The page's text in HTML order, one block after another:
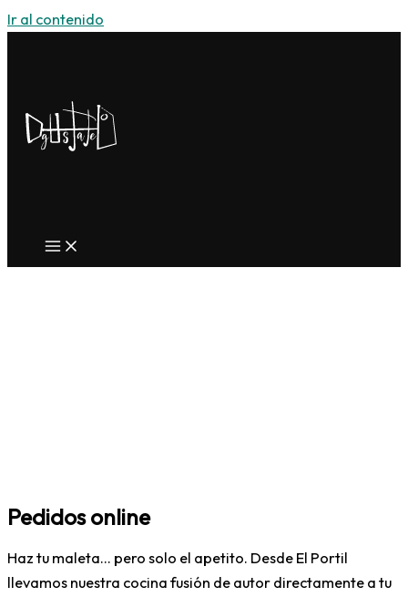
Ir al contenido
Pedidos online
Haz tu maleta… pero solo el apetito. Desde El Portil
llevamos nuestra cocina fusión de autor directamente a tu